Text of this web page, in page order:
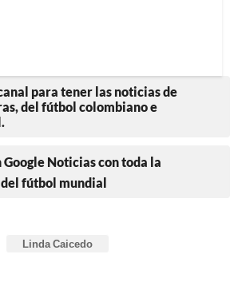
para tener las noticias de
del fútbol colombiano e
Google Noticias con toda la
fútbol mundial
Linda Caicedo